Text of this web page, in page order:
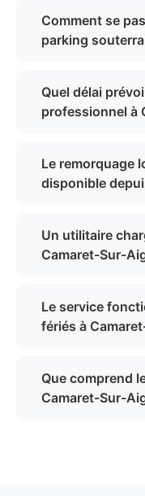
Comment se
parking
Quel délai
professionnel à
Le remorquage
disponible
Un utilitaire
Camaret-Sur-
Le service
fériés à
Que comprend
Camaret-Sur-